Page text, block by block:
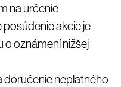
na určenie
akcie je
o oznámení nižšej
doručenie neplatného